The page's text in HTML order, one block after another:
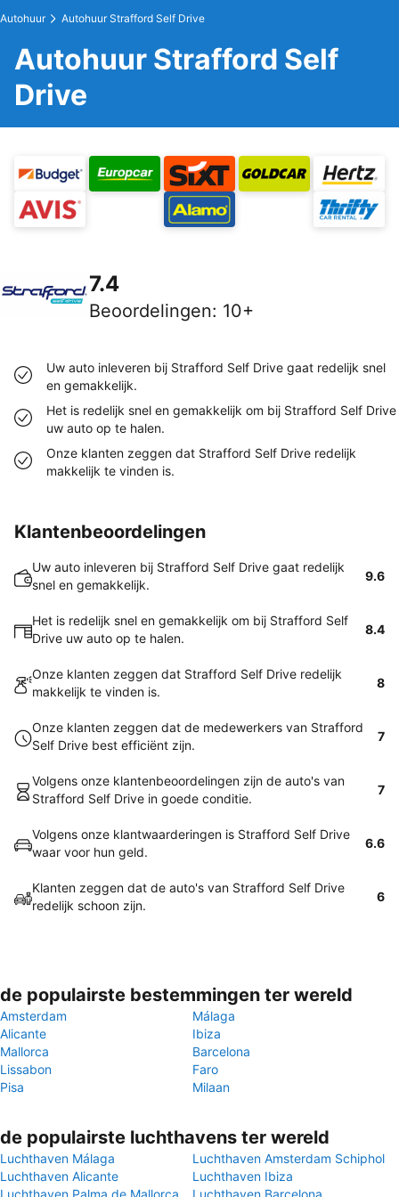
Autohuur Autohuur Strafford Self Drive
Autohuur Strafford Self
Drive
7.4
Beoordelingen: 10+
Uw auto inleveren bij Strafford Self Drive gaat redelijk snel
en gemakkelijk.
Het is redelijk snel en gemakkelijk om bij Strafford Self Drive
uw auto op te halen.
Onze klanten zeggen dat Strafford Self Drive redelijk
makkelijk te vinden is.
Klantenbeoordelingen
Uw auto inleveren bij Strafford Self Drive gaat redelijk
snel en gemakkelijk.
9.6
Het is redelijk snel en gemakkelijk om bij Strafford Self
Drive uw auto op te halen.
8.4
Onze klanten zeggen dat Strafford Self Drive redelijk
makkelijk te vinden is.
8
Onze klanten zeggen dat de medewerkers van Strafford
Self Drive best efficiënt zijn.
7
Volgens onze klantenbeoordelingen zijn de auto's van
Strafford Self Drive in goede conditie.
7
Volgens onze klantwaarderingen is Strafford Self Drive
waar voor hun geld.
6.6
Klanten zeggen dat de auto's van Strafford Self Drive
redelijk schoon zijn.
6
de populairste bestemmingen ter wereld
Amsterdam
Málaga
Alicante
Ibiza
Mallorca
Barcelona
Lissabon
Faro
Pisa
Milaan
de populairste luchthavens ter wereld
Luchthaven Málaga
Luchthaven Amsterdam Schiphol
Luchthaven Alicante
Luchthaven Ibiza
Luchthaven Palma de Mallorca
Luchthaven Barcelona